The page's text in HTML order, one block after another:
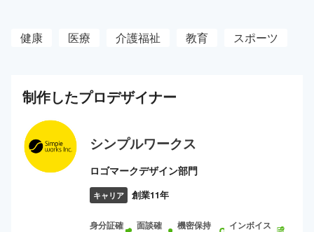
健康 医療 介護福祉 教育 スポーツ
制作したプロデザイナー
シンプルワークス
ロゴマークデザイン部門
キャリア 創業11年
身分証確
面談確
機密保持
インボイス